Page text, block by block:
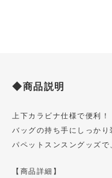
◆商品説明
上下カラビナ仕様で便利！
バッグの持ち手にしっか
パペットスンスングッズ
【商品詳細】